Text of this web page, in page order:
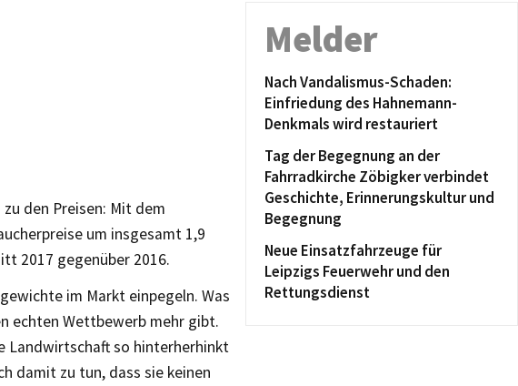
den Preisen: Mit dem
um insgesamt 1,9
2017 gegenüber 2016.
im Markt einpegeln. Was
echten Wettbewerb mehr gibt.
Landwirtschaft so hinterherhinkt
damit zu tun, dass sie keinen
Melder
Nach Vandalismus-Schaden:
Einfriedung des Hahnemann-
Denkmals wird restauriert
Tag der Begegnung an der
Fahrradkirche Zöbigker verbindet
Geschichte, Erinnerungskultur und
Begegnung
Neue Einsatzfahrzeuge für
Leipzigs Feuerwehr und den
Rettungsdienst